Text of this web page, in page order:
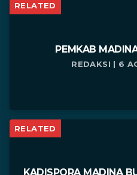
RELATED
PEMKAB
REDAKSI | 6
RELATED
KADISPORA MADINA